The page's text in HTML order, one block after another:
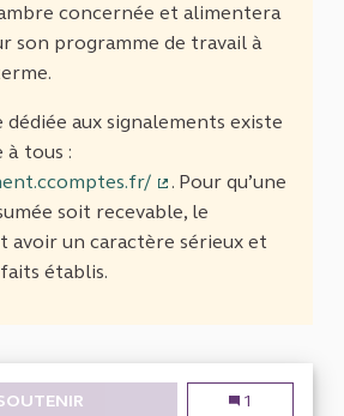
concernée et alimentera
son programme de travail à
aux signalements existe
à tous :
(Lien externe)
. Pour qu’une
soit recevable, le
avoir un caractère sérieux et
établis.
LA GESTION DE LA SACEM
La gestion de
1